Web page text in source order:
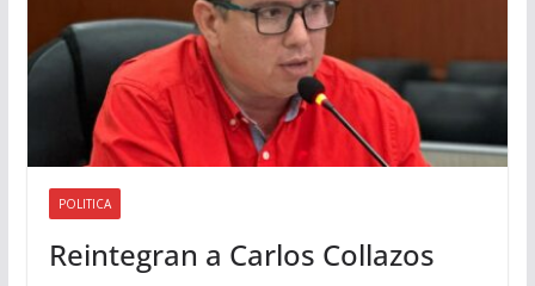
POLITICA
Reintegran a Carlos Collazos